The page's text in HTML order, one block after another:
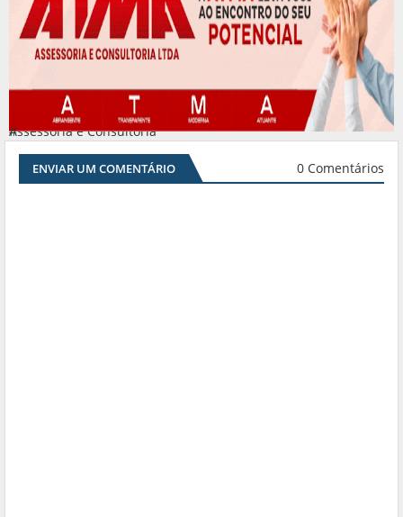
Assessoria e Consultoria
#
ENVIAR UM COMENTÁRIO 0 Comentários